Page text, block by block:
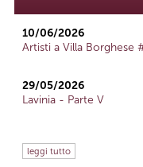
10/06/2026
Artisti a Villa Borghese
29/05/2026
Lavinia - Parte V
leggi tutto